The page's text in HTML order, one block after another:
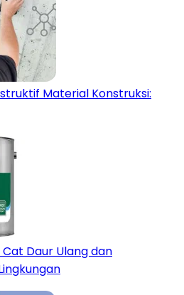
Material Konstruksi:
Daur Ulang dan